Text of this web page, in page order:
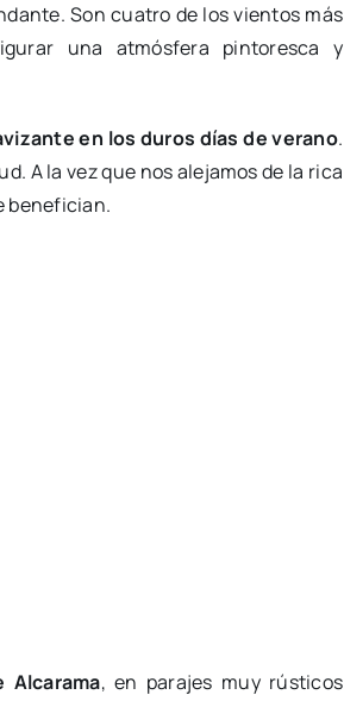
Son cuatro de los vientos más
una atmósfera pintoresca y
en los duros días de verano.
A la vez que nos alejamos de la rica
benefician.
Alcarama, en parajes muy rústicos